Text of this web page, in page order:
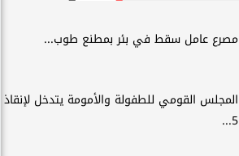
مصرع عامل سقط في بئر بمطنع طوب...
المجلس القومي للطفولة والأمومة يتدخل لإنقاذ
5...